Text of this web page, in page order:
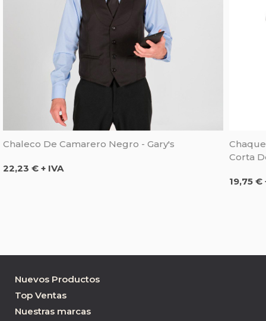
Chaleco De Camarero Negro - Gary's
Precio
22,23 € + IVA
Corta
Precio
19,75 €
Nuevos Productos
Top Ventas
Nuestras marcas